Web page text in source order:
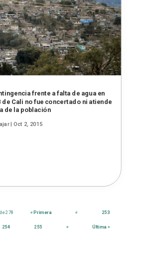
frente a falta de agua en
de Cali no fue concertado ni atiende
de la población
| Oct 2, 2015
278 « Primera « 253
254 255 » Última »